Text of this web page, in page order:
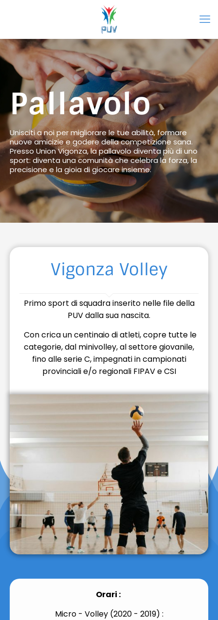
Pallavolo
Unisciti a noi per migliorare le tue abilità, formare
nuove amicizie e godere della competizione sana.
Presso Union Vigonza, la pallavolo diventa più di uno
sport: diventa una comunità che celebra la forza, la
precisione e la gioia di giocare insieme.
Vigonza Volley
Primo sport di squadra inserito nelle file della
PUV dalla sua nascita.
Con crica un centinaio di atleti, copre tutte le
categorie, dal minivolley, al settore giovanile,
fino alle serie C, impegnati in campionati
provinciali e/o regionali FIPAV e CSI
Orari :
Micro - Volley (2020 - 2019) :